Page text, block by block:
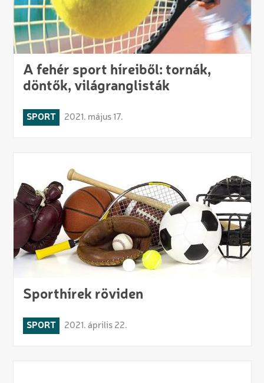
A fehér sport híreiből: tornák,
döntők, világranglisták
SPORT 2021. május 17.
Sporthírek röviden
SPORT 2021. április 22.